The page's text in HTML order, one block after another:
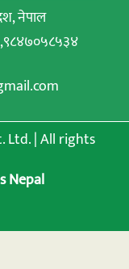
नेपाल
Ltd. | All rights
Nepal